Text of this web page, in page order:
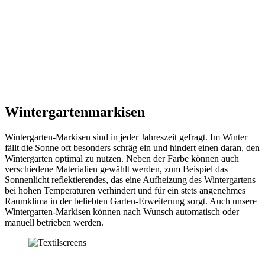
Wintergartenmarkisen
Wintergarten-Markisen sind in jeder Jahreszeit gefragt. Im Winter
fällt die Sonne oft besonders schräg ein und hindert einen daran, den
Wintergarten optimal zu nutzen. Neben der Farbe können auch
verschiedene Materialien gewählt werden, zum Beispiel das
Sonnenlicht reflektierendes, das eine Aufheizung des Wintergartens
bei hohen Temperaturen verhindert und für ein stets angenehmes
Raumklima in der beliebten Garten-Erweiterung sorgt. Auch unsere
Wintergarten-Markisen können nach Wunsch automatisch oder
manuell betrieben werden.